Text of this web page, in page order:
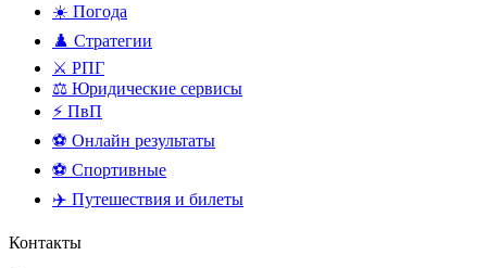
☀️ Погода
♟️ Стратегии
⚔️ РПГ
⚖️ Юридические сервисы
⚡ ПвП
⚽ Онлайн результаты
⚽ Спортивные
✈️ Путешествия и билеты
Контакты